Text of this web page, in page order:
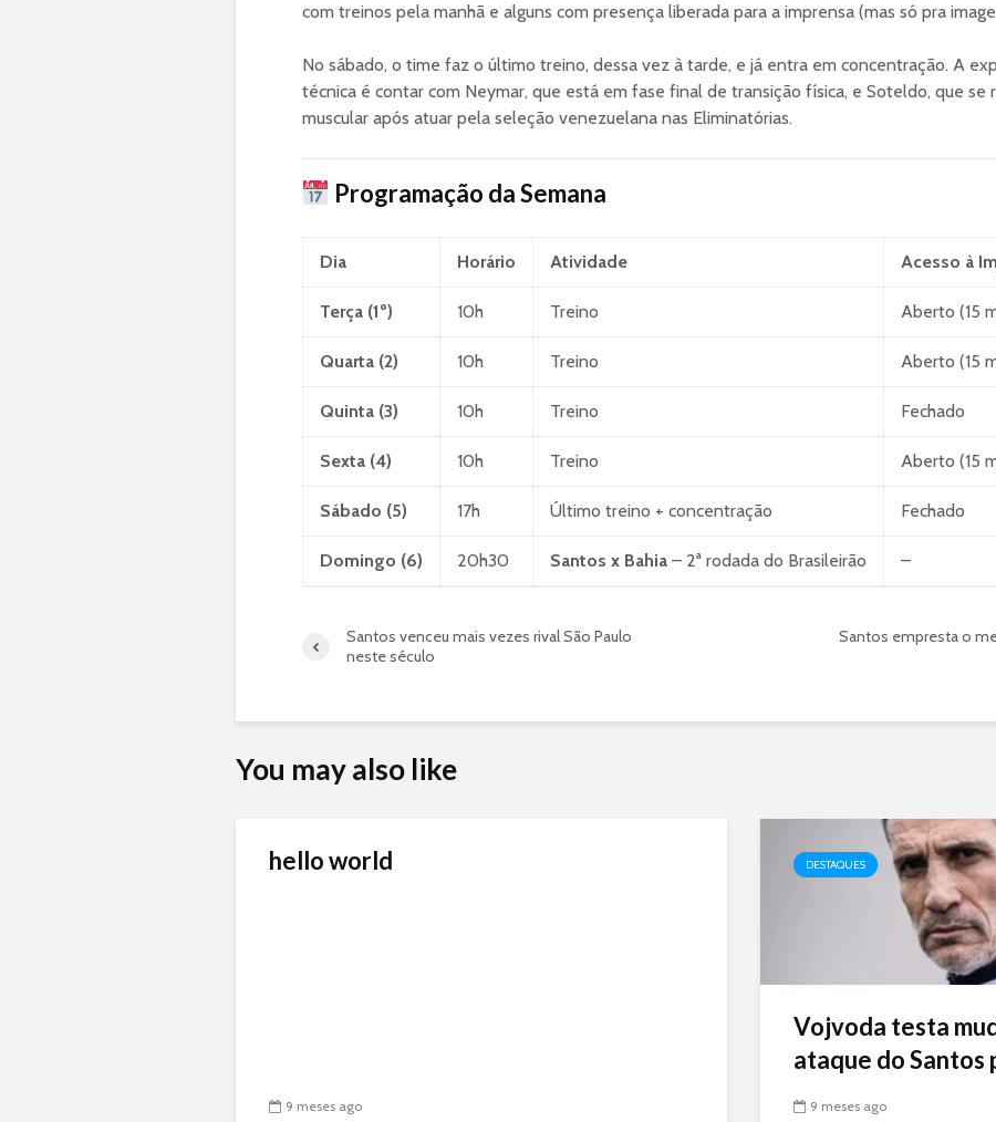
com treinos pela manhã e alguns com presença liberada para a imprensa (mas só pra
No sábado, o time faz o último treino, dessa vez à tarde, e já entra em concentração. A
técnica é contar com Neymar, que está em fase final de transição física, e Soteldo, que se
muscular após atuar pela seleção venezuelana nas Eliminatórias.
Programação da Semana
Dia Horário Atividade Acesso à
Terça (1º) 10h Treino Aberto (15
Quarta (2) 10h Treino Aberto (15
Quinta (3) 10h Treino Fechado
Sexta (4) 10h Treino Aberto (15
Sábado (5) 17h Último treino + concentração Fechado
Domingo (6) 20h30 Santos x Bahia– 2ª rodada do Brasileirão –
Santos venceu mais vezes rival São Paulo
neste século
Santos empresta o
You may also like
hello world
9 meses ago
DESTAQUES
Vojvoda testa
ataque do Santos
9 meses ago